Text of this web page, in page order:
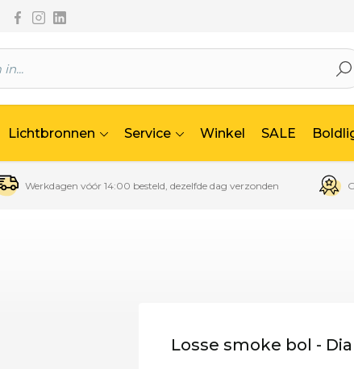
Volg ons via Facebook
Volg ons via Instagram
Volg ons via Linkedin
Lichtbronnen Service Winkel SALE
Werkdagen vóór 14:00 besteld, dezelfde dag verzonden
Losse smoke bol -